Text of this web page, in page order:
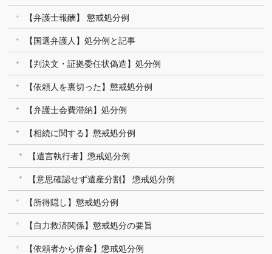
【弁護士報酬】 懲戒処分例
【国選弁護人】処分例と記事
【判決文・証拠委任状偽造】処分例
【依頼人を裏切った】懲戒処分例
【弁護士会費滞納】処分例
【相続に関する】懲戒処分例
【遺言執行者】懲戒処分例
【意思確認せず遺産分割】 懲戒処分例
【所得隠し】懲戒処分例
【自力救済関係】懲戒処分の要旨
【依頼者から借金】懲戒処分例